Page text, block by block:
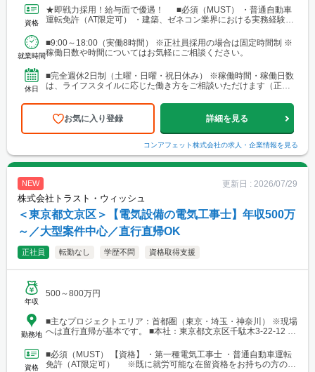
資格
★即戦力採用！給与面で優遇！ ■必須（MUST） ・普通自動車
運転免許（AT限定可） ・建築、ゼネコン業界における実務経験
就業時間
■9:00～18:00（実働8時間） ※正社員採用の場合は固定時間制 ※
稼働日数や時間についてはお気軽にご相談ください。
休日
■完全週休2日制（土曜・日曜・祝日休み） ※稼働時間・稼働日数
は、ライフスタイルに応じた働き方をご相談いただけます（正社
お気に入り登録 詳細を見る
コンアフェット株式会社の求人・企業情報を見る
NEW 更新日 : 2026/07/29
株式会社トラスト・ウィッシュ
＜東京都文京区＞【電気設備の電気工事士】年収500万
～／大型案件中心／直行直帰OK
正社員 転勤なし 学歴不問 資格取得支援
年収
500～800万円
勤務地
■主なプロジェクトエリア：首都圏（東京・埼玉・神奈川） ※現場
へは直行直帰が基本です。 ■本社：東京都文京区千駄木3-22-12 ス
京メトロ千代田線「西日暮里駅」より徒歩8分 └東京メトロ千代田
線「千駄木駅」より徒歩8分
資格
■必須（MUST） 【資格】 ・第一種電気工事士 ・普通自動車運転
免許（AT限定可） ※既に就労可能な在留資格をお持ちの方のみ